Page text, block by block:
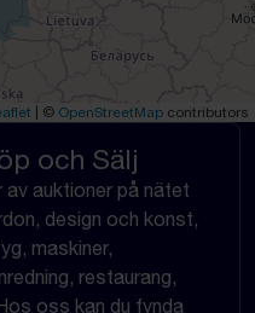
© OpenStreetMap contributors
och Sälj
av auktioner på nätet
design och konst,
maskiner,
restaurang,
oss kan du fynda